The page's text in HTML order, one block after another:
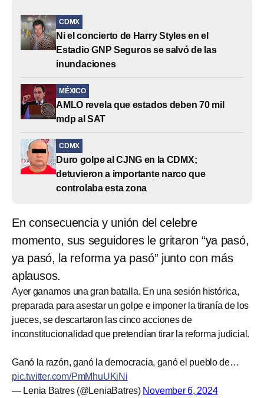
CDMX
Ni el concierto de Harry Styles en el
Estadio GNP Seguros se salvó de las
inundaciones
MÉXICO
AMLO revela que estados deben 70 mil
mdp al SAT
CDMX
Duro golpe al CJNG en la CDMX;
detuvieron a importante narco que
controlaba esta zona
En consecuencia y unión del celebre
momento, sus seguidores le gritaron “ya pasó,
ya pasó, la reforma ya pasó” junto con más
aplausos.
Ayer ganamos una gran batalla. En una sesión histórica,
preparada para asestar un golpe e imponer la tiranía de los
jueces, se descartaron las cinco acciones de
inconstitucionalidad que pretendían tirar la reforma judicial.
Ganó la razón, ganó la democracia, ganó el pueblo de…
pic.twitter.com/PmMhuUKiNi
— Lenia Batres (@LeniaBatres) November 6, 2024